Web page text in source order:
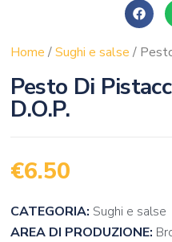
Home /Sughi e salse /
Pesto Di
D.O.P.
€6.50
CATEGORIA: Sughi e salse
AREA DI PRODUZIONE: